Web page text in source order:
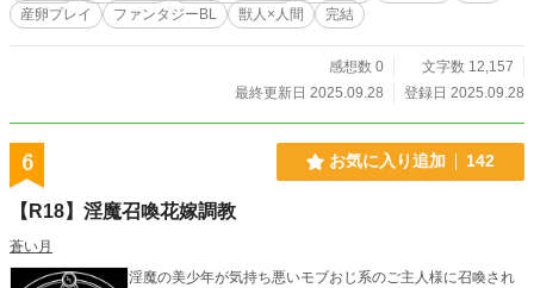
産卵プレイ
ファンタジーBL 獣人×人間 完結
感想数 0
文字数 12,157
最終更新日 2025.09.28
登録日 2025.09.28
6 お気に入り追加 142
【R18】淫魔召喚花嫁調教
蒼い月
淫魔の美少年が気持ち悪いモブおじ系のご主人様に召喚され